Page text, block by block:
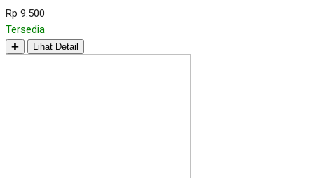
Rp 9.500
Tersedia
✚ Lihat Detail